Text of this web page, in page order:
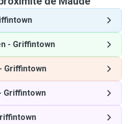
- Griffintown
- Griffintown
Griffintown